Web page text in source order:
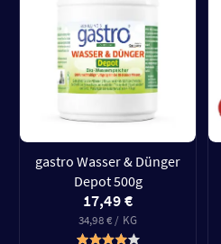
gastro Wasser & Dünger
Depot 500g
17,49 €
34,98 € / KG